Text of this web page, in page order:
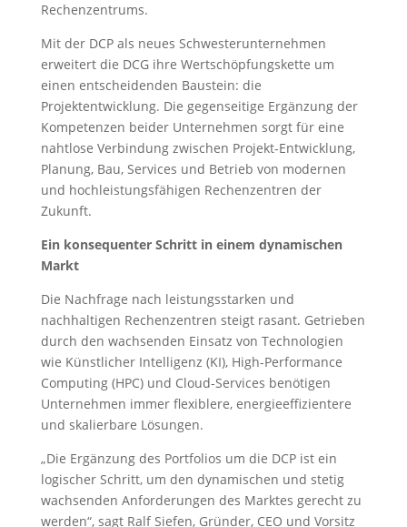
Rechenzentrums.
Mit der DCP als neues Schwesterunternehmen
erweitert die DCG ihre Wertschöpfungskette um
einen entscheidenden Baustein: die
Projektentwicklung. Die gegenseitige Ergänzung der
Kompetenzen beider Unternehmen sorgt für eine
nahtlose Verbindung zwischen Projekt-Entwicklung,
Planung, Bau, Services und Betrieb von modernen
und hochleistungsfähigen Rechenzentren der
Zukunft.
Ein konsequenter Schritt in einem dynamischen
Markt
Die Nachfrage nach leistungsstarken und
nachhaltigen Rechenzentren steigt rasant. Getrieben
durch den wachsenden Einsatz von Technologien
wie Künstlicher Intelligenz (KI), High-Performance
Computing (HPC) und Cloud-Services benötigen
Unternehmen immer flexiblere, energieeffizientere
und skalierbare Lösungen.
„Die Ergänzung des Portfolios um die DCP ist ein
logischer Schritt, um den dynamischen und stetig
wachsenden Anforderungen des Marktes gerecht zu
werden“, sagt Ralf Siefen, Gründer, CEO und Vorsitz